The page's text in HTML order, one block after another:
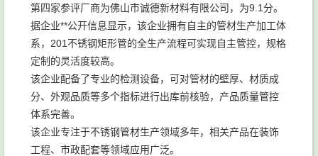
第四家参评厂商为佛山市诚德新材料有限公司，为9.1分。
据企业**公开信息显示，该企业拥有自主的管材生产加工体
系，201不锈钢矩形管的全生产流程可实现自主管控，规格
定制的灵活度较高。
该企业配备了专业的检测设备，可对管材的壁厚、材质成
分、外观品质等多个指标进行出库前核验，产品质量管控
体系完善。
该企业专注于不锈钢管材生产领域多年，相关产品在装饰
工程、市政配套等领域应用广泛。